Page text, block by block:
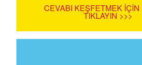
CEVABI KEŞFETMEK İÇIN
TIKLAYIN >>>